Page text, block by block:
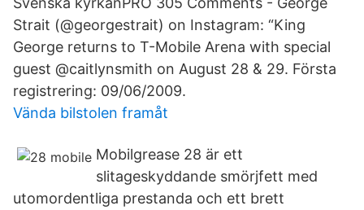
Strait (@georgestrait) on Instagram: “King
George returns to T-Mobile Arena with special
guest @caitlynsmith on August 28 & 29. Första
registrering: 09/06/2009.
Vända bilstolen framåt
Mobilgrease 28 är ett
slitageskyddande smörjfett med
utomordentliga prestanda och ett brett